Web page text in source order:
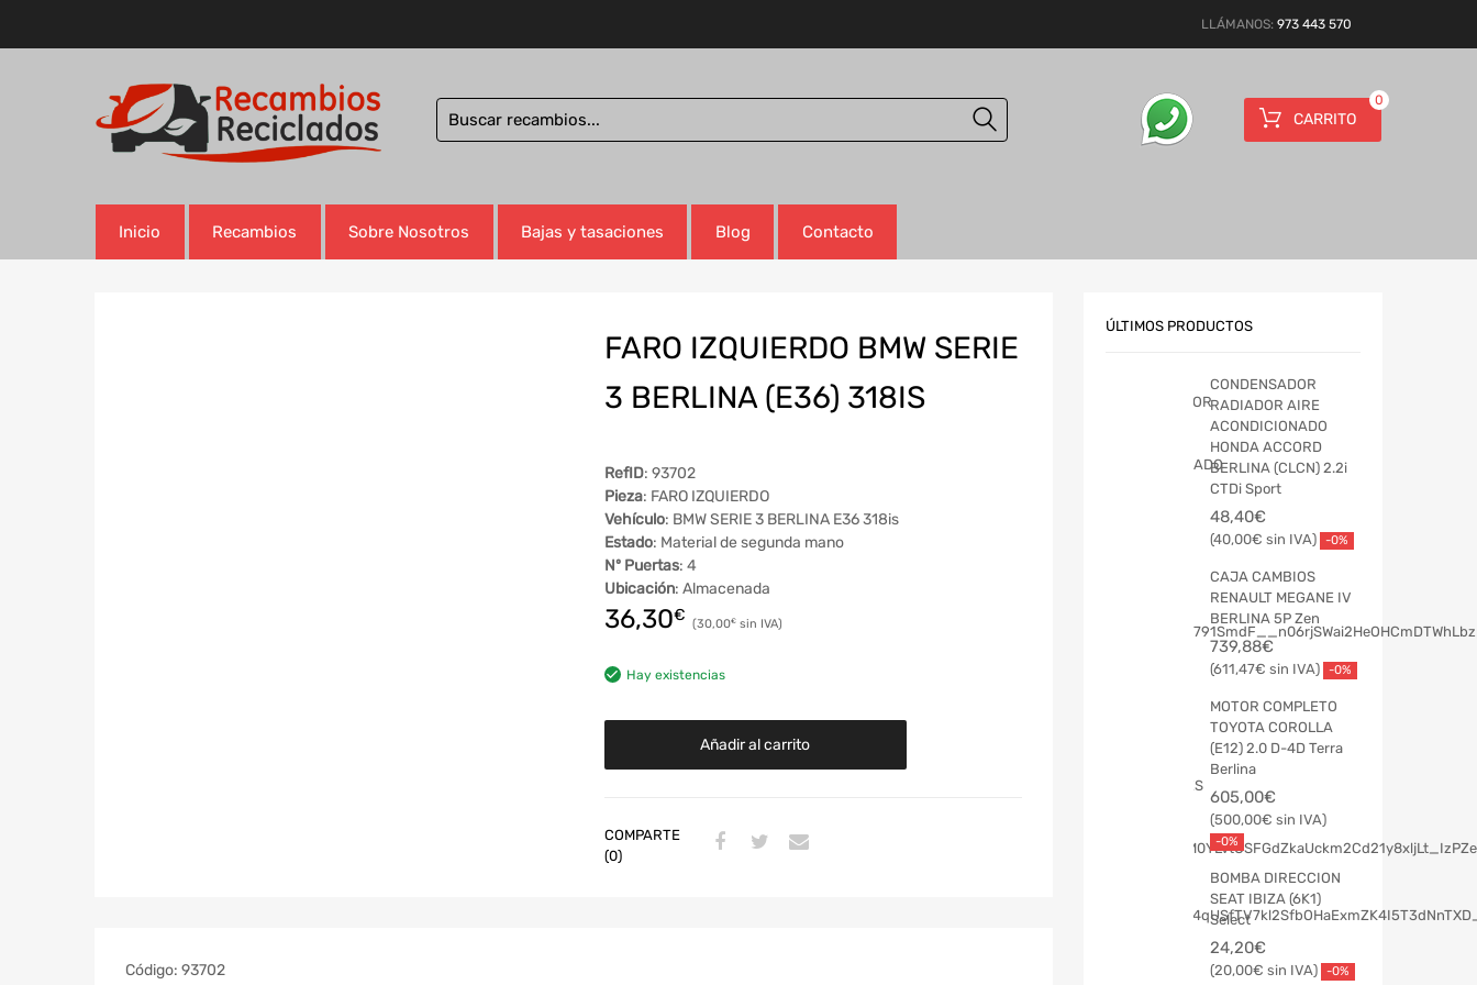
LLÁMANOS: 973 443 570
CARRITO
0
Inicio Recambios Sobre Nosotros Bajas y tasaciones Blog Contacto
FARO IZQUIERDO BMW SERIE
3 BERLINA (E36) 318IS
RefID: 93702
Pieza: FARO IZQUIERDO
Vehículo: BMW SERIE 3 BERLINA E36 318is
Estado: Material de segunda mano
Nº Puertas: 4
Ubicación: Almacenada
36,30€ 30,00€
Hay existencias
Añadir al carrito
COMPARTE
(0)
Código: 93702
ÚLTIMOS PRODUCTOS
CONDENSADOR
RADIADOR AIRE
ACONDICIONADO
HONDA ACCORD
BERLINA (CLCN) 2.2i
CTDi Sport
48,40€
40,00€ -0%
CAJA CAMBIOS
RENAULT MEGANE IV
BERLINA 5P Zen
739,88€
611,47€ -0%
MOTOR COMPLETO
TOYOTA COROLLA
(E12) 2.0 D-4D Terra
Berlina
605,00€
500,00€
-0%
BOMBA DIRECCION
SEAT IBIZA (6K1)
Select
24,20€
20,00€ -0%